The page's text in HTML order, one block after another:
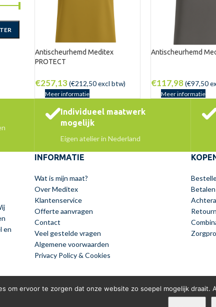
Antischeurhemd Meditex
PROTECT
€257,13(€212,50excl btw)
Meer informatie
Antischeurhemd
€117,98 (€97,50
Meer informatie
Individueel maatwerk
mogelijk
Eigen atelier in Nederland
en
INFORMATIE
Wat is mijn maat?
Over Meditex
Klantenservice
Offerte aanvragen
Contact
Veel gestelde vragen
Algemene voorwaarden
Privacy Policy & Cookies
Betalen
om ervoor te zorgen dat onze website zo soepel mogelijk